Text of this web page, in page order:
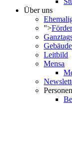
Über uns
">
Gebäude
Leitbild
Mensa
Personen